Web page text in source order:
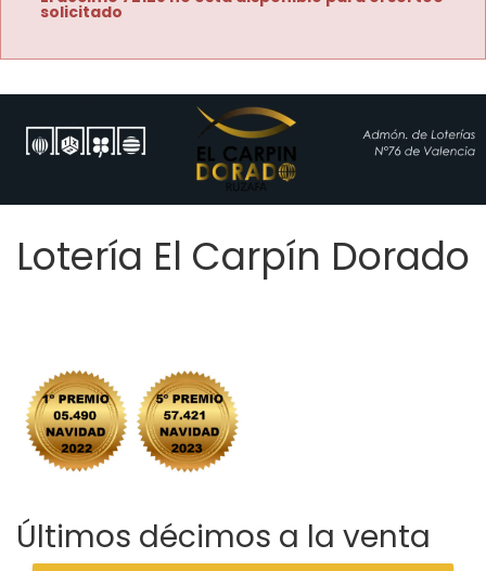
solicitado
Lotería El Carpín Dorado
Últimos décimos a la venta